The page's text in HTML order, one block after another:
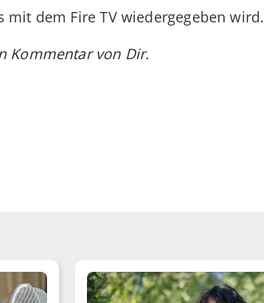
mit dem Fire TV wiedergegeben wird.
Kommentar von Dir.